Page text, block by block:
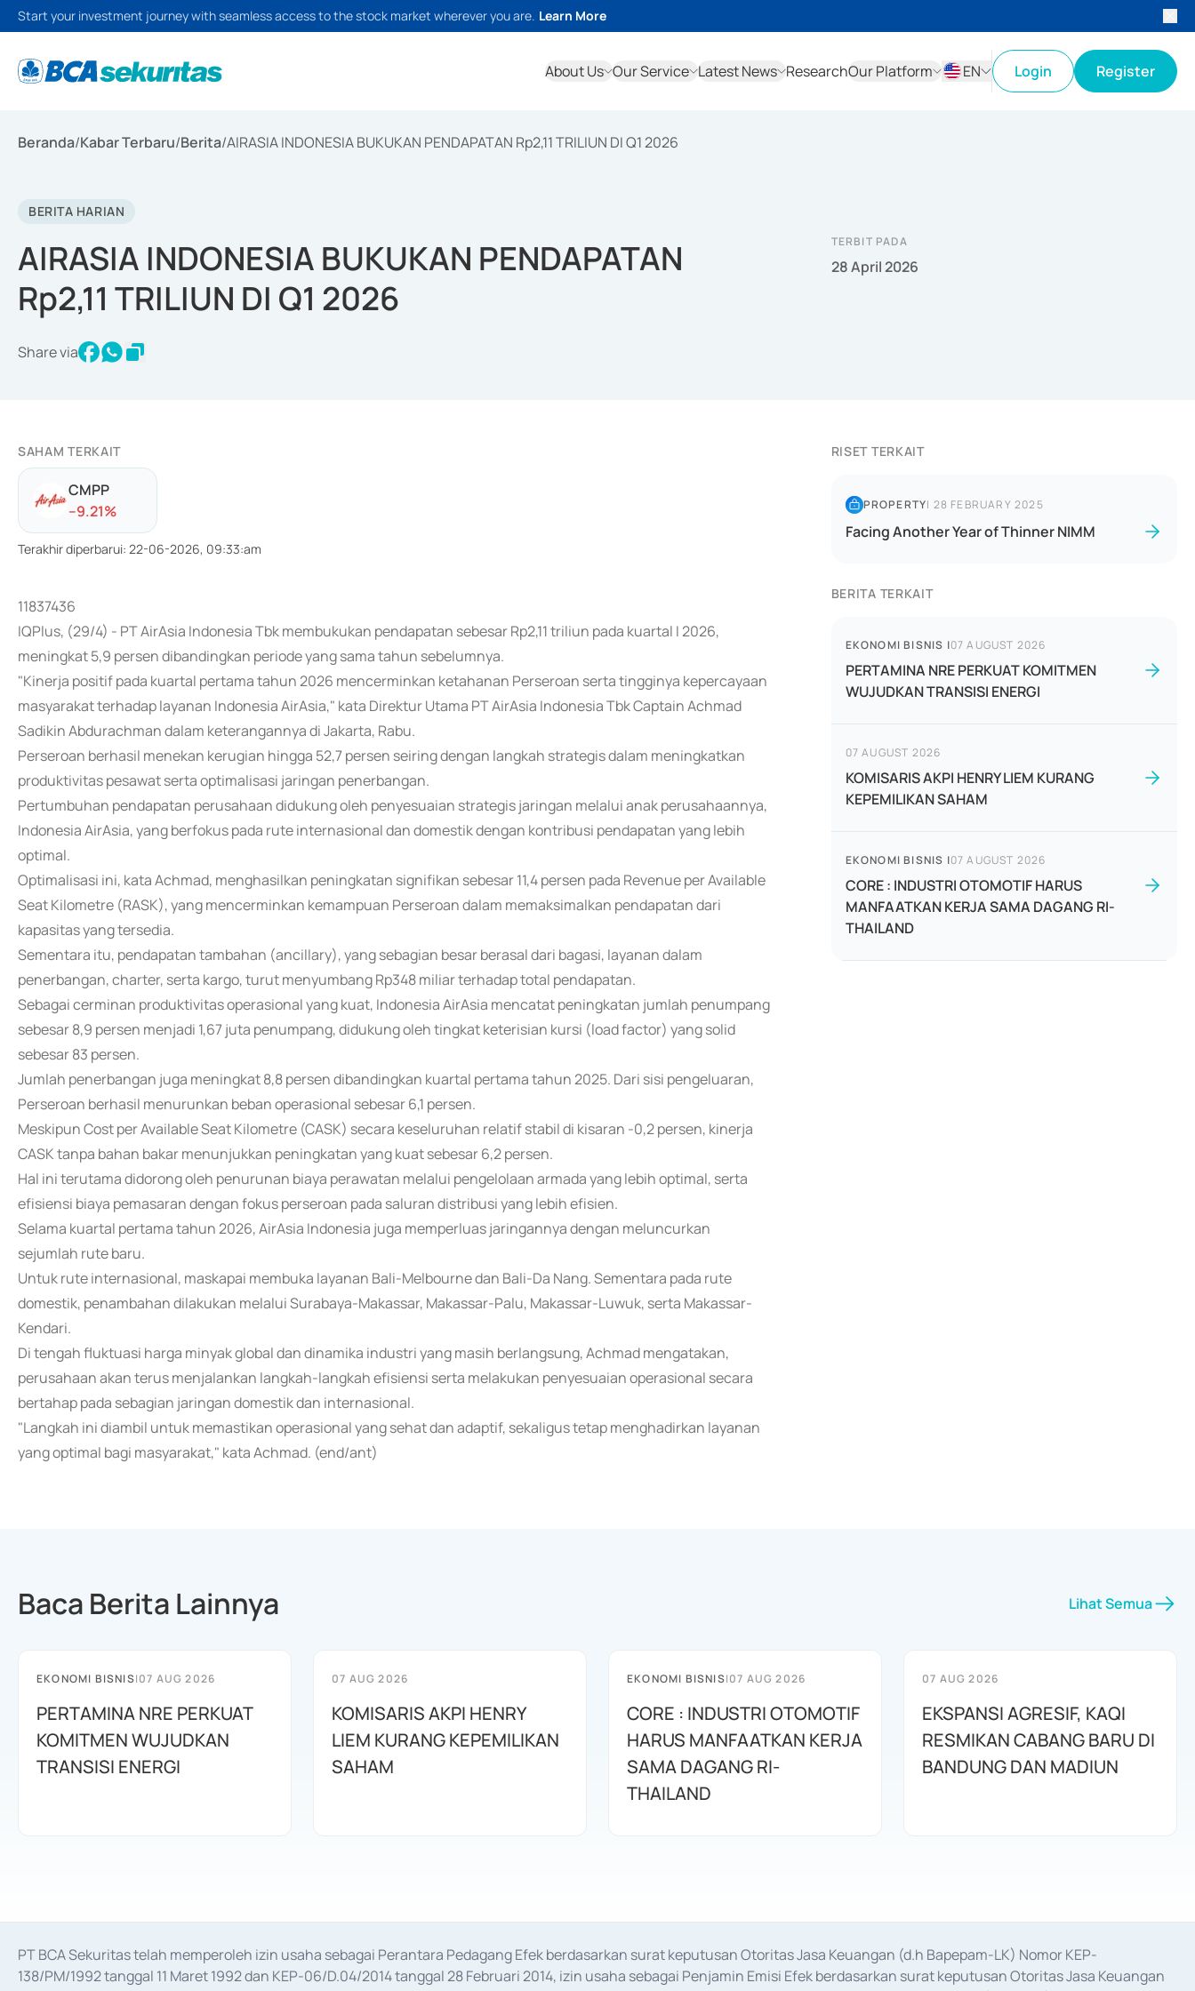
Start your investment journey with seamless access to the stock market wherever you are. Learn More
About Us Our Service Latest News ResearchOur Platform
EN
Login Register
Beranda/Kabar Terbaru/Berita/AIRASIA INDONESIA BUKUKAN PENDAPATAN Rp2,11 TRILIUN DI Q1 2026
BERITA HARIAN
AIRASIA INDONESIA BUKUKAN PENDAPATAN
Rp2,11 TRILIUN DI Q1 2026
Share via
TERBIT PADA
28 April 2026
SAHAM TERKAIT
CMPP
--9.21%
Terakhir diperbarui: 22-06-2026, 09:33:am
11837436
IQPlus, (29/4) - PT AirAsia Indonesia Tbk membukukan pendapatan sebesar Rp2,11 triliun pada kuartal I 2026,
meningkat 5,9 persen dibandingkan periode yang sama tahun sebelumnya.
"Kinerja positif pada kuartal pertama tahun 2026 mencerminkan ketahanan Perseroan serta tingginya kepercayaan
masyarakat terhadap layanan Indonesia AirAsia," kata Direktur Utama PT AirAsia Indonesia Tbk Captain Achmad
Sadikin Abdurachman dalam keterangannya di Jakarta, Rabu.
Perseroan berhasil menekan kerugian hingga 52,7 persen seiring dengan langkah strategis dalam meningkatkan
produktivitas pesawat serta optimalisasi jaringan penerbangan.
Pertumbuhan pendapatan perusahaan didukung oleh penyesuaian strategis jaringan melalui anak perusahaannya,
Indonesia AirAsia, yang berfokus pada rute internasional dan domestik dengan kontribusi pendapatan yang lebih
optimal.
Optimalisasi ini, kata Achmad, menghasilkan peningkatan signifikan sebesar 11,4 persen pada Revenue per Available
Seat Kilometre (RASK), yang mencerminkan kemampuan Perseroan dalam memaksimalkan pendapatan dari
kapasitas yang tersedia.
Sementara itu, pendapatan tambahan (ancillary), yang sebagian besar berasal dari bagasi, layanan dalam
penerbangan, charter, serta kargo, turut menyumbang Rp348 miliar terhadap total pendapatan.
Sebagai cerminan produktivitas operasional yang kuat, Indonesia AirAsia mencatat peningkatan jumlah penumpang
sebesar 8,9 persen menjadi 1,67 juta penumpang, didukung oleh tingkat keterisian kursi (load factor) yang solid
sebesar 83 persen.
Jumlah penerbangan juga meningkat 8,8 persen dibandingkan kuartal pertama tahun 2025. Dari sisi pengeluaran,
Perseroan berhasil menurunkan beban operasional sebesar 6,1 persen.
Meskipun Cost per Available Seat Kilometre (CASK) secara keseluruhan relatif stabil di kisaran -0,2 persen, kinerja
CASK tanpa bahan bakar menunjukkan peningkatan yang kuat sebesar 6,2 persen.
Hal ini terutama didorong oleh penurunan biaya perawatan melalui pengelolaan armada yang lebih optimal, serta
efisiensi biaya pemasaran dengan fokus perseroan pada saluran distribusi yang lebih efisien.
Selama kuartal pertama tahun 2026, AirAsia Indonesia juga memperluas jaringannya dengan meluncurkan
sejumlah rute baru.
Untuk rute internasional, maskapai membuka layanan Bali-Melbourne dan Bali-Da Nang. Sementara pada rute
domestik, penambahan dilakukan melalui Surabaya-Makassar, Makassar-Palu, Makassar-Luwuk, serta Makassar-
Kendari.
Di tengah fluktuasi harga minyak global dan dinamika industri yang masih berlangsung, Achmad mengatakan,
perusahaan akan terus menjalankan langkah-langkah efisiensi serta melakukan penyesuaian operasional secara
bertahap pada sebagian jaringan domestik dan internasional.
"Langkah ini diambil untuk memastikan operasional yang sehat dan adaptif, sekaligus tetap menghadirkan layanan
yang optimal bagi masyarakat," kata Achmad. (end/ant)
RISET TERKAIT
PROPERTY| 28 FEBRUARY 2025
Facing Another Year of Thinner NIMM
BERITA TERKAIT
EKONOMI BISNIS |07 AUGUST 2026
PERTAMINA NRE PERKUAT KOMITMEN
WUJUDKAN TRANSISI ENERGI
07 AUGUST 2026
KOMISARIS AKPI HENRY LIEM KURANG
KEPEMILIKAN SAHAM
EKONOMI BISNIS |07 AUGUST 2026
CORE : INDUSTRI OTOMOTIF HARUS
MANFAATKAN KERJA SAMA DAGANG RI-
THAILAND
Baca Berita Lainnya Lihat Semua
EKONOMI BISNIS|07 AUG 2026
PERTAMINA NRE PERKUAT
KOMITMEN WUJUDKAN
TRANSISI ENERGI
07 AUG 2026
KOMISARIS AKPI HENRY
LIEM KURANG KEPEMILIKAN
SAHAM
EKONOMI BISNIS|07 AUG 2026
CORE : INDUSTRI OTOMOTIF
HARUS MANFAATKAN KERJA
SAMA DAGANG RI-
THAILAND
07 AUG 2026
EKSPANSI AGRESIF, KAQI
RESMIKAN CABANG BARU DI
BANDUNG DAN MADIUN
PT BCA Sekuritas telah memperoleh izin usaha sebagai Perantara Pedagang Efek berdasarkan surat keputusan Otoritas Jasa Keuangan (d.h Bapepam-LK) Nomor KEP-
138/PM/1992 tanggal 11 Maret 1992 dan KEP-06/D.04/2014 tanggal 28 Februari 2014, izin usaha sebagai Penjamin Emisi Efek berdasarkan surat keputusan Otoritas Jasa Keuangan